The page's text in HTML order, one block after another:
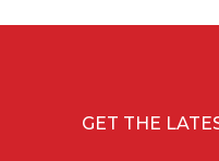
GET THE